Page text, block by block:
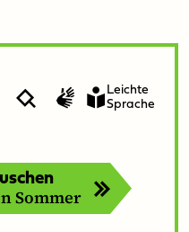
Suche Gebärdensprache
Leichte
Sprache
Sommer